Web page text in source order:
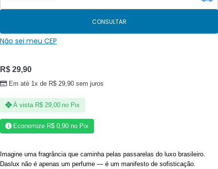
CONSULTAR
Não sei meu CEP
R$ 29,90
Em até 1x de R$ 29,90 sem juros
À vista R$29,00 no Pix
Economize R$ 0,90 no Pix
Imagine uma fragrância que caminha pelas passarelas do luxo brasileiro.
Daslux não é apenas um perfume — é um manifesto de sofisticação.